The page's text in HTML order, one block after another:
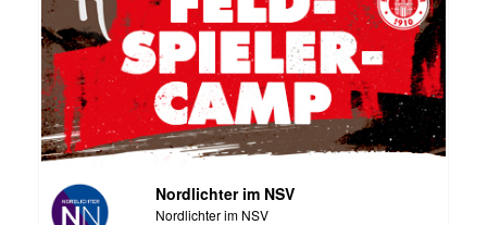
Nordlichter im NSV
Nordlichter im NSV